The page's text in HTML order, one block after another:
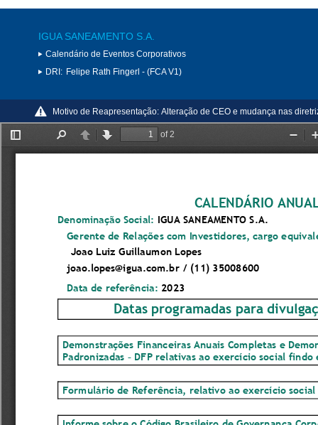
IGUA SANEAMENTO S.A.
Calendário de Eventos Corporativos
DRI: Felipe Rath Fingerl - (FCA V1)
Motivo de Reapresentação: Alteração de CEO e mudança nas